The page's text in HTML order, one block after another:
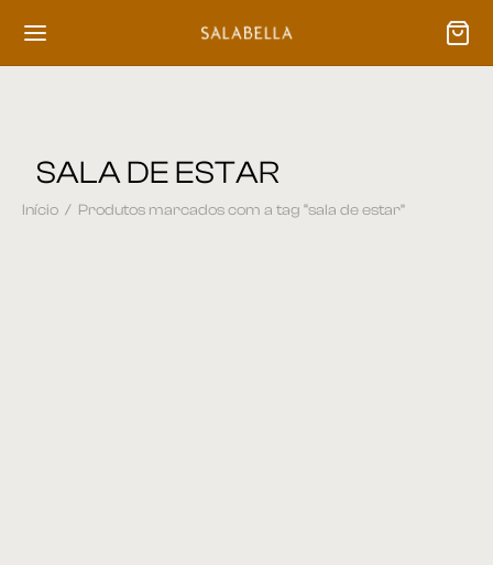
SALA DE ESTAR
Início / Produtos marcados com a tag “sala de estar”